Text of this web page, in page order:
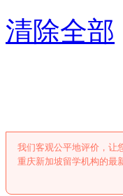
清除全部
我们客观公平地评价，让
重庆新加坡留学机构的最